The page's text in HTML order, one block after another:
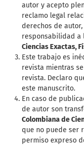
autor y acepto
reclamo legal
derechos de
responsabilidad a
Ciencias Exactas,
Este trabajo es
revista mientras
revista. Declaro
este manuscrito.
En caso de
de autor son
Colombiana de
que no puede ser
permiso expreso